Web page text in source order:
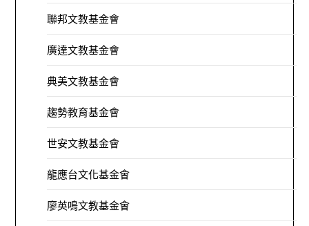
聯邦文教基金會
廣達文教基金會
典美文教基金會
趨勢教育基金會
世安文教基金會
龍應台文化基金會
廖英鳴文教基金會